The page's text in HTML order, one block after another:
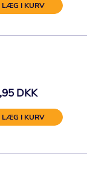
LÆG I KURV
DKK
LÆG I KURV